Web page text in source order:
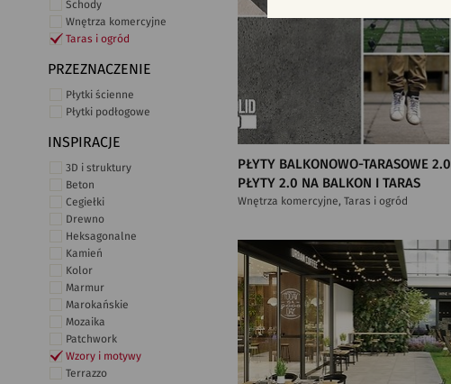
Schody
Wnętrza komercyjne
Taras i ogród
PRZEZNACZENIE
Płytki ścienne
Płytki podłogowe
INSPIRACJE
3D i struktury
Beton
Cegiełki
Drewno
Heksagonalne
Kamień
Kolor
Marmur
Marokańskie
Mozaika
Patchwork
Wzory i motywy
Terrazzo
PŁYTY BALKONOWO-TARASOWE 2.0
PŁYTY 2.0 NA BALKON I TARAS
Wnętrza komercyjne, Taras i ogród